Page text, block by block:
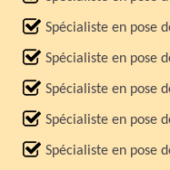
Spécialiste en pose
Spécialiste en pose
Spécialiste en pose
Spécialiste en pose
Spécialiste en pose